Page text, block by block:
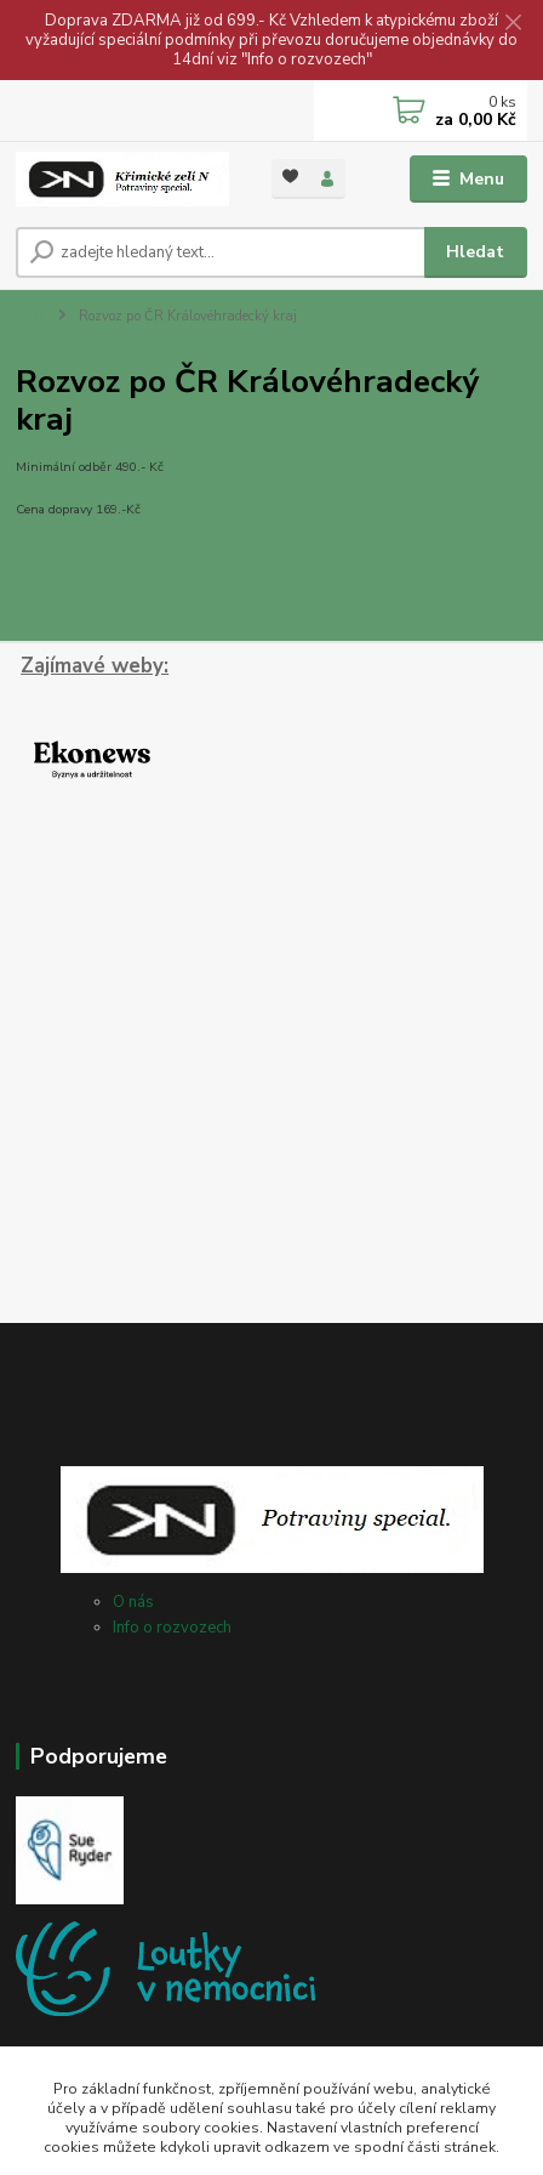
Doprava ZDARMA již od 699.- Kč Vzhledem k atypickému zboží
vyžadující speciální podmínky při převozu doručujeme objednávky do
14dní viz "Info o rozvozech"
Menu
Hledat
0 ks
za 0,00 Kč
Rozvoz po ČR Královéhradecký kraj
Rozvoz po ČR Královéhradecký
kraj
Minimální odběr 490.- Kč
Cena dopravy 169.-Kč
Zajímavé weby:
O nás
Info o rozvozech
Podporujeme
zeli-kn@seznam.cz
Pro základní funkčnost, zpříjemnění používání webu, analytické
účely a v případě udělení souhlasu také pro účely cílení reklamy
využíváme soubory cookies. Nastavení vlastních preferencí
cookies můžete kdykoli upravit odkazem ve spodní části stránek.